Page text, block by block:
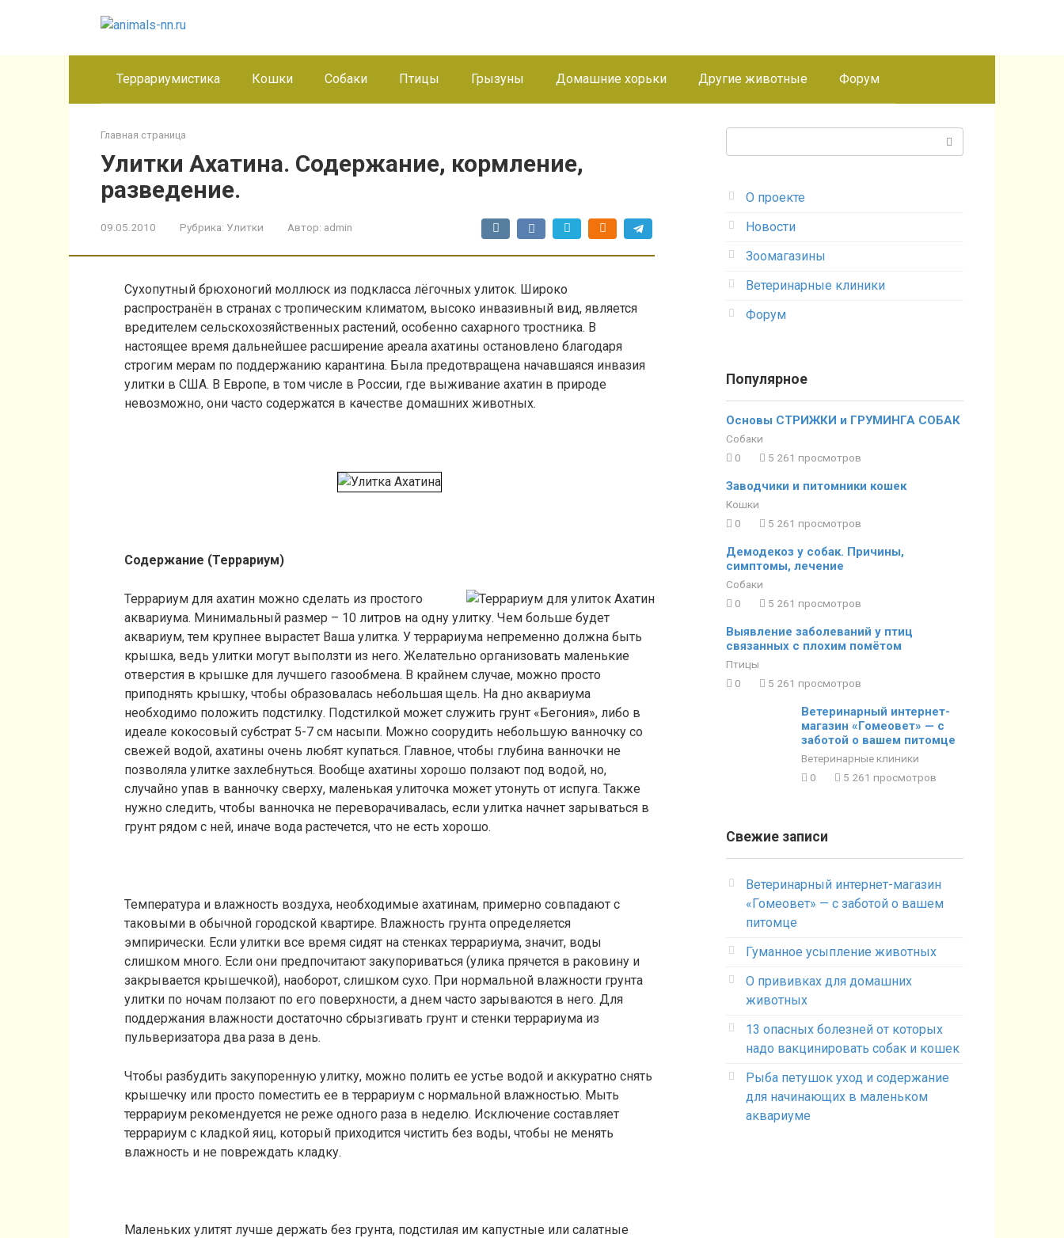
Террариумистика Кошки Собаки Птицы Грызуны Домашние хорьки Другие животные Форум
Главная страница
Улитки Ахатина. Содержание, кормление,
разведение.
09.05.2010 Рубрика: Улитки Автор: admin
Сухопутный брюхоногий моллюск из подкласса лёгочных улиток. Широко
распространён в странах с тропическим климатом, высоко инвазивный вид, является
вредителем сельскохозяйственных растений, особенно сахарного тростника. В
настоящее время дальнейшее расширение ареала ахатины остановлено благодаря
строгим мерам по поддержанию карантина. Была предотвращена начавшаяся инвазия
улитки в США. В Европе, в том числе в России, где выживание ахатин в природе
невозможно, они часто содержатся в качестве домашних животных.
Содержание (Террариум)
Террариум для ахатин можно сделать из простого
аквариума. Минимальный размер – 10 литров на одну улитку. Чем больше будет
аквариум, тем крупнее вырастет Ваша улитка. У террариума непременно должна быть
крышка, ведь улитки могут выползти из него. Желательно организовать маленькие
отверстия в крышке для лучшего газообмена. В крайнем случае, можно просто
приподнять крышку, чтобы образовалась небольшая щель. На дно аквариума
необходимо положить подстилку. Подстилкой может служить грунт «Бегония», либо в
идеале кокосовый субстрат 5-7 см насыпи. Можно соорудить небольшую ванночку со
свежей водой, ахатины очень любят купаться. Главное, чтобы глубина ванночки не
позволяла улитке захлебнуться. Вообще ахатины хорошо ползают под водой, но,
случайно упав в ванночку сверху, маленькая улиточка может утонуть от испуга. Также
нужно следить, чтобы ванночка не переворачивалась, если улитка начнет зарываться в
грунт рядом с ней, иначе вода растечется, что не есть хорошо.
Температура и влажность воздуха, необходимые ахатинам, примерно совпадают с
таковыми в обычной городской квартире. Влажность грунта определяется
эмпирически. Если улитки все время сидят на стенках террариума, значит, воды
слишком много. Если они предпочитают закупориваться (улика прячется в раковину и
закрывается крышечкой), наоборот, слишком сухо. При нормальной влажности грунта
улитки по ночам ползают по его поверхности, а днем часто зарываются в него. Для
поддержания влажности достаточно сбрызгивать грунт и стенки террариума из
пульверизатора два раза в день.
Чтобы разбудить закупоренную улитку, можно полить ее устье водой и аккуратно снять
крышечку или просто поместить ее в террариум с нормальной влажностью. Мыть
террариум рекомендуется не реже одного раза в неделю. Исключение составляет
террариум с кладкой яиц, который приходится чистить без воды, чтобы не менять
влажность и не повреждать кладку.
Маленьких улитят лучше держать без грунта, подстилая им капустные или салатные
О проекте
Новости
Зоомагазины
Ветеринарные клиники
Форум
Популярное
Основы СТРИЖКИ и ГРУМИНГА СОБАК
Собаки
0
5 261 просмотров
Заводчики и питомники кошек
Кошки
0
5 261 просмотров
Демодекоз у собак. Причины,
симптомы, лечение
Собаки
0
5 261 просмотров
Выявление заболеваний у птиц
связанных с плохим помётом
Птицы
0
5 261 просмотров
Ветеринарный интернет-
магазин «Гомеовет» — с
заботой о вашем питомце
Ветеринарные клиники
0
5 261 просмотров
Свежие записи
Ветеринарный интернет-магазин
«Гомеовет» — с заботой о вашем
питомце
Гуманное усыпление животных
О прививках для домашних
животных
13 опасных болезней от которых
надо вакцинировать собак и кошек
Рыба петушок уход и содержание
для начинающих в маленьком
аквариуме